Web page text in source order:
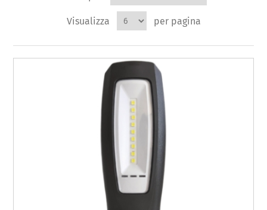
Visualizza per pagina